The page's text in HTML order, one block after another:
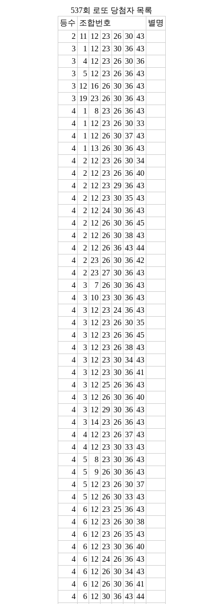
537회 로또 당첨자 목록
등수 조합번호
별명
2 11 12 23 26 30 43
3
1 12 23 30 36 43
3
4 12 23 26 30 36
3
5 12 23 26 36 43
3 12 16 26 30 36 43
3 19 23 26 30 36 43
4
1 8 23 26 36 43
4
1 12 23 26 30 33
4
1 12 26 30 37 43
4
1 13 26 30 36 43
4
2 12 23 26 30 34
4
2 12 23 26 36 40
4
2 12 23 29 36 43
4
2 12 23 30 35 43
4
2 12 24 30 36 43
4
2 12 26 30 36 45
4
2 12 26 30 38 43
4
2 12 26 36 43 44
4
2 23 26 30 36 42
4
2 23 27 30 36 43
4
3 7 26 30 36 43
4
3 10 23 30 36 43
4
3 12 23 24 36 43
4
3 12 23 26 30 35
4
3 12 23 26 36 45
4
3 12 23 26 38 43
4
3 12 23 30 34 43
4
3 12 23 30 36 41
4
3 12 25 26 36 43
4
3 12 26 30 36 40
4
3 12 29 30 36 43
4
3 14 23 26 36 43
4
4 12 23 26 37 43
4
4 12 23 30 33 43
4
5 8 23 30 36 43
4
5 9 26 30 36 43
4
5 12 23 26 30 37
4
5 12 26 30 33 43
4
6 12 23 25 36 43
4
6 12 23 26 30 38
4
6 12 23 26 35 43
4
6 12 23 30 36 40
4
6 12 24 26 36 43
4
6 12 26 30 34 43
4
6 12 26 30 36 41
4
6 12 30 36 43 44